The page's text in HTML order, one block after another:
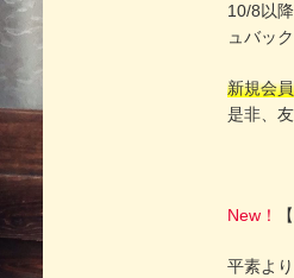
10/8以
ュバッ
新規会
是非、
New！
平素よ